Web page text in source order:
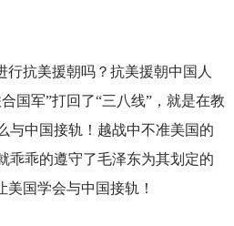
行抗美援朝吗？抗美援朝中国人
国军”打回了“三八线”，就是在教
与中国接轨！越战中不准美国的
乖乖的遵守了毛泽东为其划定的
美国学会与中国接轨！